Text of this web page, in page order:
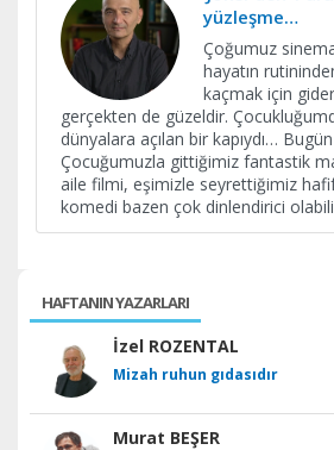
yüzleşme…
Çoğumuz
hayatın
kaçmak için
gerçekten de güzeldir.
dünyalara açılan bir kapıydı…
Çocuğumuzla gittiğimiz fantastik
aile filmi, eşimizle seyrettiğimiz
komedi bazen çok dinlendirici
HAFTANIN YAZARLARI
İzel ROZENTAL
Mizah ruhun gıdasıdır
Murat BEŞER